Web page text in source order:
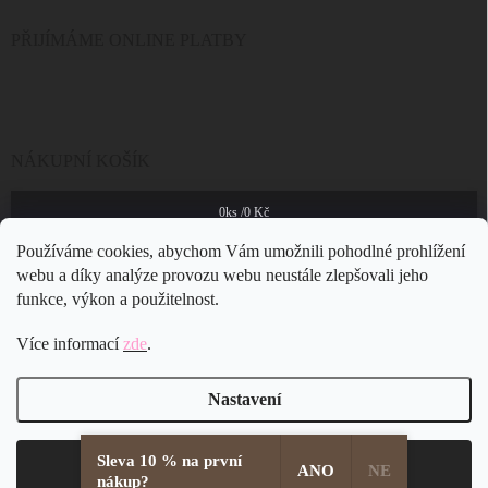
Používáme cookies, abychom Vám umožnili pohodlné prohlížení
webu a díky analýze provozu webu neustále zlepšovali jeho
funkce, výkon a použitelnost.
Více informacízde.
Nastavení
Souhlasím
0ks /0 Kč
Copyright 2026JSB Bijoux s.r.o.
Sleva 10 % na první
nákup?
ANO NE